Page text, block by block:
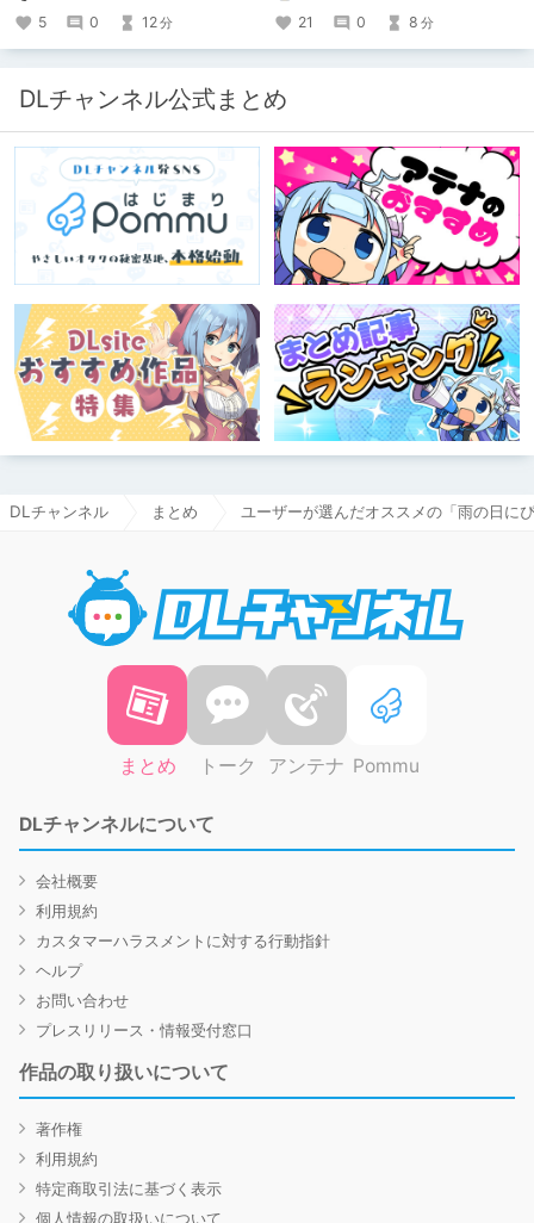
5
0 12分
21
0 8 分
DLチャンネル公式まとめ
DLチャンネル まとめ ユーザーが選んだオススメの「雨の日に
まとめ トーク アンテナ Pommu
DLチャンネルについて
会社概要
利用規約
カスタマーハラスメントに対する行動指針
ヘルプ
お問い合わせ
プレスリリース・情報受付窓口
作品の取り扱いについて
著作権
利用規約
特定商取引法に基づく表示
個人情報の取扱いについて